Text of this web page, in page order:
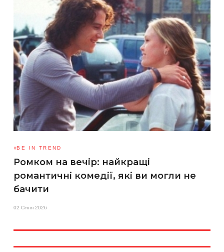
BE IN TREND
Ромком на вечір: найкращі
романтичні комедії, які ви могли не
бачити
02 Січня 2026